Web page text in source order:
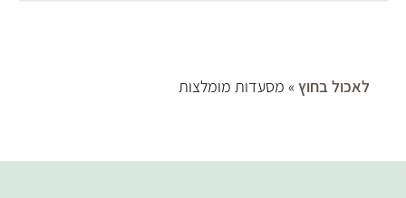
לאכול בחוץ » מסעדות מומלצות